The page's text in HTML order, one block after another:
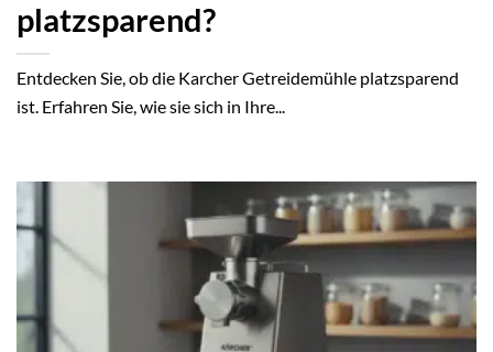
platzsparend?
Entdecken Sie, ob die Karcher Getreidemühle platzsparend
ist. Erfahren Sie, wie sie sich in Ihre...